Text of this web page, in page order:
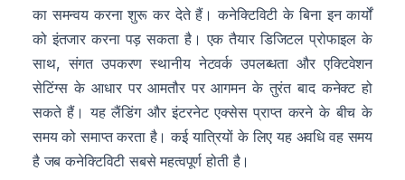
का समन्वय करना शुरू कर देते हैं। कनेक्टिविटी के बिना इन कार्यों
को इंतजार करना पड़ सकता है। एक तैयार डिजिटल प्रोफाइल के
साथ, संगत उपकरण स्थानीय नेटवर्क उपलब्धता और एक्टिवेशन
सेटिंग्स के आधार पर आमतौर पर आगमन के तुरंत बाद कनेक्ट हो
सकते हैं। यह लैंडिंग और इंटरनेट एक्सेस प्राप्त करने के बीच के
समय को समाप्त करता है। कई यात्रियों के लिए यह अवधि वह समय
है जब कनेक्टिविटी सबसे महत्वपूर्ण होती है।